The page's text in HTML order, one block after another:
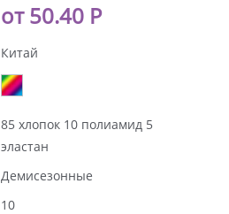
от 50.40 Р
Китай
85 хлопок 10 полиамид 5
эластан
Демисезонные
10